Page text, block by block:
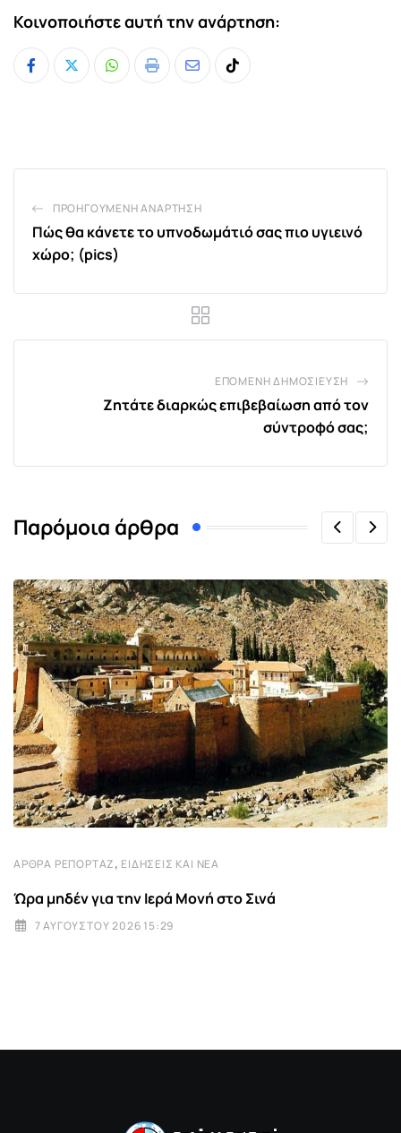
Κοινοποιήστε αυτή την ανάρτηση:
Whatsapp
Print
ShareTiktok
ΠΡΟΗΓΟΎΜΕΝΗ ΑΝΆΡΤΗΣΗ
Πώς θα κάνετε το υπνοδωμάτιό σας πιο υγιεινό
χώρο; (pics)
ΕΠΌΜΕΝΗ ΔΗΜΟΣΊΕΥΣΗ
Ζητάτε διαρκώς επιβεβαίωση από τον
σύντροφό σας;
Παρόμοια άρθρα
ΆΡΘΡΑ ΡΕΠΟΡΤΆΖ, ΕΙΔΉΣΕΙΣ ΚΑΙ ΝΈΑ
Ώρα μηδέν για την Ιερά Μονή στο Σινά
7 ΑΥΓΟΎΣΤΟΥ 2026 15:29